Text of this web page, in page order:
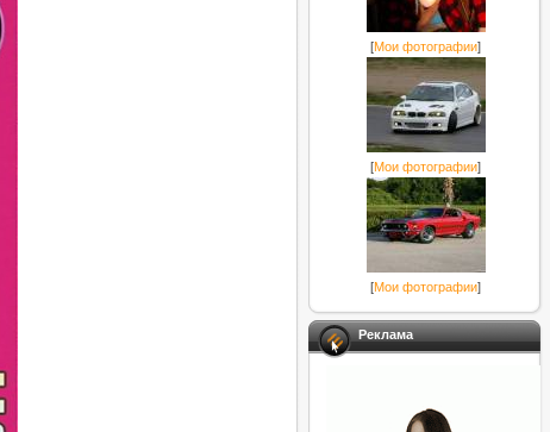
[Мои фотографии]
[Мои фотографии]
[Мои фотографии]
Реклама